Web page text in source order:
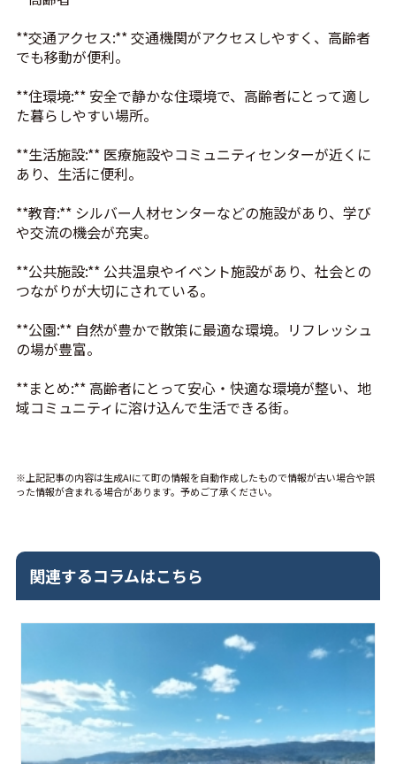
**交通アクセス:** 交通機関がアクセスしやすく、高齢者
でも移動が便利。
**住環境:** 安全で静かな住環境で、高齢者にとって適し
た暮らしやすい場所。
**生活施設:** 医療施設やコミュニティセンターが近くに
あり、生活に便利。
**教育:** シルバー人材センターなどの施設があり、学び
や交流の機会が充実。
**公共施設:** 公共温泉やイベント施設があり、社会との
つながりが大切にされている。
**公園:** 自然が豊かで散策に最適な環境。リフレッシュ
の場が豊富。
**まとめ:** 高齢者にとって安心・快適な環境が整い、地
域コミュニティに溶け込んで生活できる街。
※上記記事の内容は生成AIにて町の情報を自動作成したもので情報が古い場合や誤
った情報が含まれる場合があります。予めご了承ください。
関連するコラムはこちら